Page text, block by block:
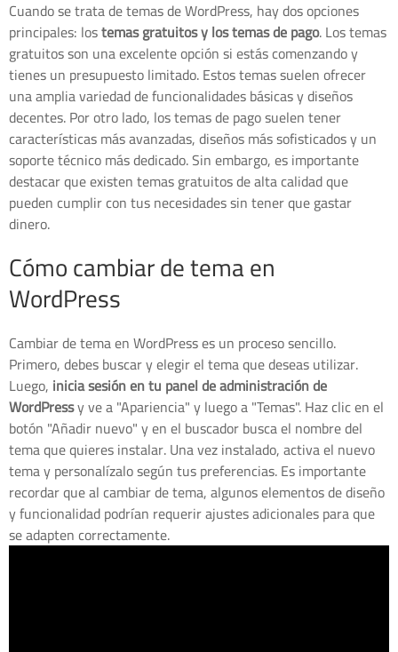
Cuando se trata de temas de WordPress, hay dos opciones
principales: lostemas gratuitos y los temas de pago. Los temas
gratuitos son una excelente opción si estás comenzando y
tienes un presupuesto limitado. Estos temas suelen ofrecer
una amplia variedad de funcionalidades básicas y diseños
decentes. Por otro lado, los temas de pago suelen tener
características más avanzadas, diseños más sofisticados y un
soporte técnico más dedicado. Sin embargo, es importante
destacar que existen temas gratuitos de alta calidad que
pueden cumplir con tus necesidades sin tener que gastar
dinero.
Cómo cambiar de tema en
WordPress
Cambiar de tema en WordPress es un proceso sencillo.
Primero, debes buscar y elegir el tema que deseas utilizar.
Luego, inicia sesión en tu panel de administración de
WordPressy ve a "Apariencia" y luego a "Temas". Haz clic en el
botón "Añadir nuevo" y en el buscador busca el nombre del
tema que quieres instalar. Una vez instalado, activa el nuevo
tema y personalízalo según tus preferencias. Es importante
recordar que al cambiar de tema, algunos elementos de diseño
y funcionalidad podrían requerir ajustes adicionales para que
se adapten correctamente.